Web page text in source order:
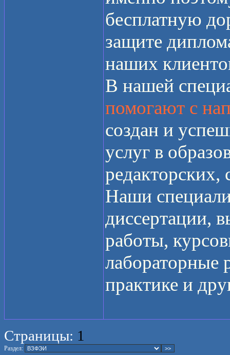
бесплатную
защите
наших
В нашей
помогают с
создан и
услуг в
редакторских,
Наши
диссертации,
работы,
лабораторные
практике и
Страницы: 1
Раздел: